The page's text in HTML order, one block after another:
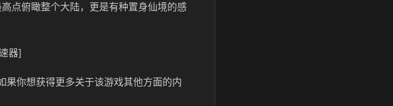
点俯瞰整个大陆，更是有种置身仙境的感
器]
你想获得更多关于该游戏其他方面的内